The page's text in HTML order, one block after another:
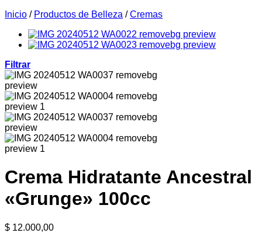
Inicio / Productos de Belleza / Cremas
Filtrar
Crema Hidratante Ancestral
«Grunge» 100cc
$ 12.000,00